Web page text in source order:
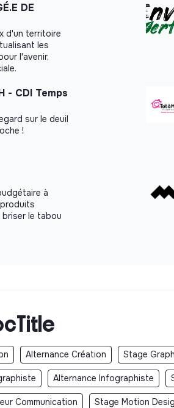
DE
d'un territoire
les
l'avenir,
- CDI Temps
sur le deuil
!
à
le tabou
Alternance Création Stage
Alternance Infographiste
Communication Stage Motion